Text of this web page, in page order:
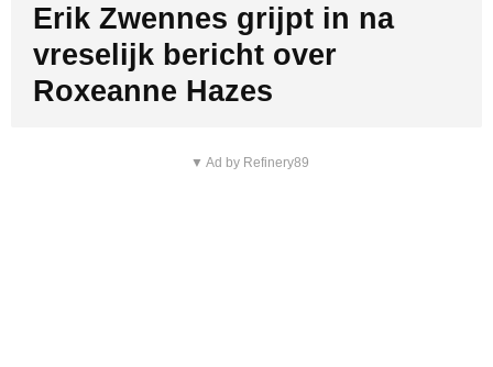
Erik Zwennes grijpt in na
vreselijk bericht over
Roxeanne Hazes
▼ Ad by Refinery89